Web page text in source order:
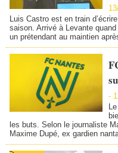
Luis Castro est en train
saison. Arrivé à Levante
un prétendant au maintien
-
les buts. Selon le journaliste
Maxime Dupé, ex gardien